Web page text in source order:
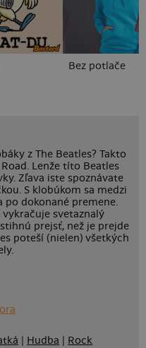
Bez potlače
z The Beatles? Takto
Lenže títo Beatles
Zľava iste spoznávate
S klobúkom sa medzi
po dokonané premene.
svetaznalý
prejsť, než je prejde
poteší (nielen) všetkých
Hudba Rock